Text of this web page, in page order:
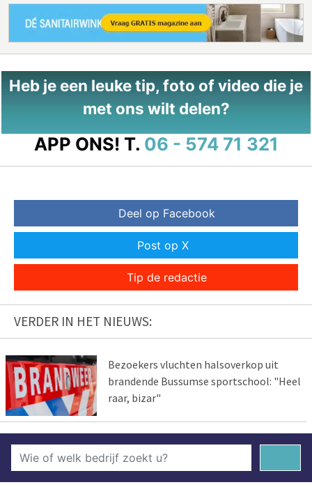
Heb je een leuke tip, foto of video die je
met ons wilt delen?
APP ONS! T. 06 - 574 71 321
Deel op Facebook
Post op X
Tip de redactie
VERDER IN HET NIEUWS:
Bezoekers vluchten halsoverkop uit
brandende Bussumse sportschool: "Heel
raar, bizar"